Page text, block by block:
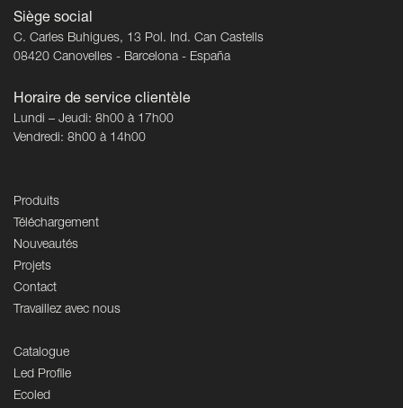
Siège social
C. Carles Buhigues, 13 Pol. Ind. Can Castells
08420 Canovelles - Barcelona - España
Horaire de service clientèle
Lundi – Jeudi: 8h00 à 17h00
Vendredi: 8h00 à 14h00
Produits
Téléchargement
Nouveautés
Projets
Contact
Travaillez avec nous
Catalogue
Led Profile
Ecoled